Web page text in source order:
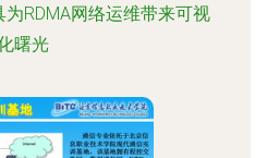
为RDMA网络运维带来可视
曙光